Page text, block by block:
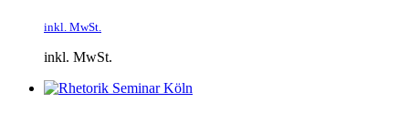
inkl. MwSt.
inkl. MwSt.